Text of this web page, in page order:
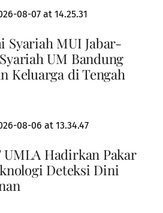
Syariah MUI Jabar-
UM Bandung
Keluarga di Tengah
Hadirkan Pakar
Deteksi Dini